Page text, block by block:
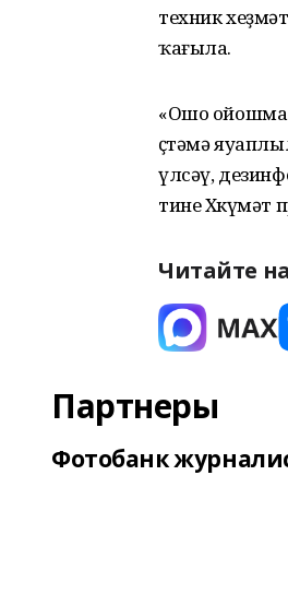
техник
ҡағыла.
«Ошо
өҫтәмә
үлсәү,
тине
Читайте
Партнеры
Фотобанк